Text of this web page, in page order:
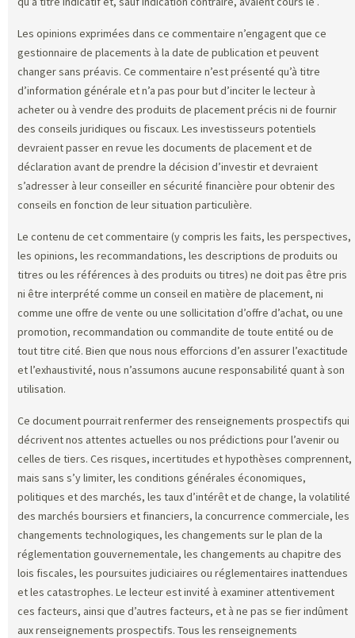
Les opinions exprimées dans ce commentaire n’engagent que ce
gestionnaire de placements à la date de publication et peuvent
changer sans préavis. Ce commentaire n’est présenté qu’à titre
d’information générale et n’a pas pour but d’inciter le lecteur à
acheter ou à vendre des produits de placement précis ni de fournir
des conseils juridiques ou fiscaux. Les investisseurs potentiels
devraient passer en revue les documents de placement et de
déclaration avant de prendre la décision d’investir et devraient
s’adresser à leur conseiller en sécurité financière pour obtenir des
conseils en fonction de leur situation particulière.
Le contenu de cet commentaire (y compris les faits, les perspectives,
les opinions, les recommandations, les descriptions de produits ou
titres ou les références à des produits ou titres) ne doit pas être pris
ni être interprété comme un conseil en matière de placement, ni
comme une offre de vente ou une sollicitation d’offre d’achat, ou une
promotion, recommandation ou commandite de toute entité ou de
tout titre cité. Bien que nous nous efforcions d’en assurer l’exactitude
et l’exhaustivité, nous n’assumons aucune responsabilité quant à son
utilisation.
Ce document pourrait renfermer des renseignements prospectifs qui
décrivent nos attentes actuelles ou nos prédictions pour l’avenir ou
celles de tiers. Ces risques, incertitudes et hypothèses comprennent,
mais sans s’y limiter, les conditions générales économiques,
politiques et des marchés, les taux d’intérêt et de change, la volatilité
des marchés boursiers et financiers, la concurrence commerciale, les
changements technologiques, les changements sur le plan de la
réglementation gouvernementale, les changements au chapitre des
lois fiscales, les poursuites judiciaires ou réglementaires inattendues
et les catastrophes. Le lecteur est invité à examiner attentivement
ces facteurs, ainsi que d’autres facteurs, et à ne pas se fier indûment
aux renseignements prospectifs. Tous les renseignements